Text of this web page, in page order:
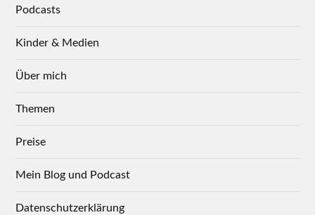
Podcasts
Kinder & Medien
Über mich
Themen
Preise
Mein Blog und Podcast
Datenschutzerklärung